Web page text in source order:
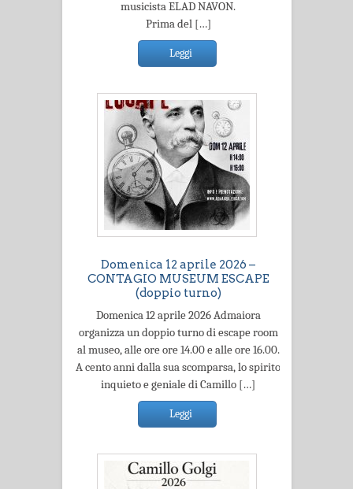
musicista ELAD NAVON.
Prima del […]
Leggi
Domenica 12 aprile 2026 –
CONTAGIO MUSEUM ESCAPE
(doppio turno)
Domenica 12 aprile 2026 Admaiora
organizza un doppio turno di escape room
al museo, alle ore ore 14.00 e alle ore 16.00.
A cento anni dalla sua scomparsa, lo spirito
inquieto e geniale di Camillo […]
Leggi